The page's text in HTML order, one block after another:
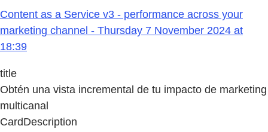
Content as a Service v3 - performance across your
marketing channel - Thursday 7 November 2024 at
18:39
title
Obtén una vista incremental de tu impacto de marketing
multicanal
CardDescription